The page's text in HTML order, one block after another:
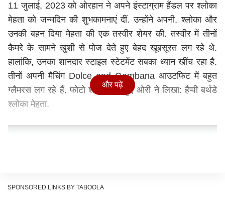
11 जुलाई, 2023 को ओरहान ने अपने इंस्टाग्राम हैंडल पर श्लोका
मेहता को जन्मदिन की शुभकामनाएं दीं. उन्होंने अपनी, श्लोका और
उनकी बहन दिया मेहता की एक तस्वीर शेयर की. तस्वीर में तीनों
कैमरे के सामने खुशी से पोज देते हुए बेहद खूबसूरत लग रहे थे.
हालांकि, उनका शानदार स्टाइल स्टेटमेंट सबका ध्यान खींच रहा है.
तीनों अपनी मैचिंग Dolce and Gambana आउटफिट में बहुत
ग्लैमरस लग रहे हैं. फोटो शेयर करते हुए ओरी ने लिखा: हैप्पी बर्थडे
श्लोका मेहता.
और पढ़ें
SPONSORED LINKS BY TABOOLA